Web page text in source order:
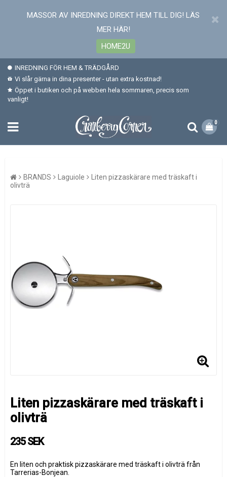
MASSOR AV INREDNING DIREKT HEM TILL DIG! LÄS
MER HÄR!
HOME2U
INREDNING FÖR HEM & TRÄDGÅRD
Vi slår gärna in dina presenter - utan extra kostnad!
Öppet i butiken och på webben hela sommaren, precis som
vanligt!
0
BRANDS Laguiole
Liten pizzaskärare med träskaft i
olivträ
Liten pizzaskärare med träskaft i
olivträ
235 SEK
En liten och praktisk pizzaskärare med träskaft i olivträ från
Tarrerias-Bonjean.